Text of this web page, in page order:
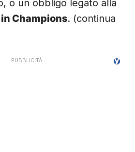
o un obbligo legato alla
Champions. (continua